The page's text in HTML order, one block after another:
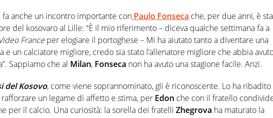
, fa anche un incontro importante con Paulo Fonseca che, per due anni, è
del kosovaro al Lille: “È il mio riferimento – diceva qualche settimana fa a
Franceper elogiare il portoghese – Mi ha aiutato tanto a diventare una
e un calciatore migliore, credo sia stato l’allenatore migliore che abbia
Sappiamo che al Milan, Fonseca non ha avuto una stagione facile. Anzi.
del Kosovo, come viene soprannominato, gli è riconoscente. Lo ha
rafforzare un legame di affetto e stima, per Edon che con il fratello
per il calcio. Una curiosità: la sorella dei fratelli Zhegrova ha maturato la